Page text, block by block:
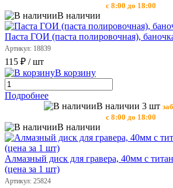
с 8:00 до 18:00
В наличии
Паста ГОИ (паста полировочная),
Артикул: 18839
115 ₽ / шт
В корзину
Подробнее
В наличии 3 шт
с 8:00 до 18:00
В наличии
Алмазный диск для гравера, 40мм с
(цена за 1 шт)
Артикул: 25824